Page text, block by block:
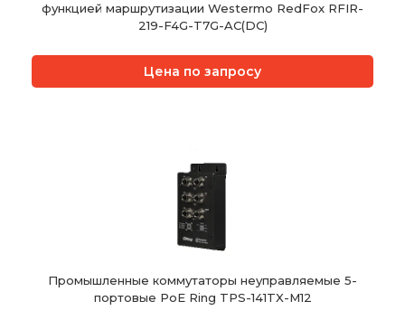
функцией маршрутизации Westermo RedFox RFIR-
219-F4G-T7G-AC(DC)
Цена по запросу
Промышленные коммутаторы неуправляемые 5-
портовые PoE Ring TPS-141TX-M12